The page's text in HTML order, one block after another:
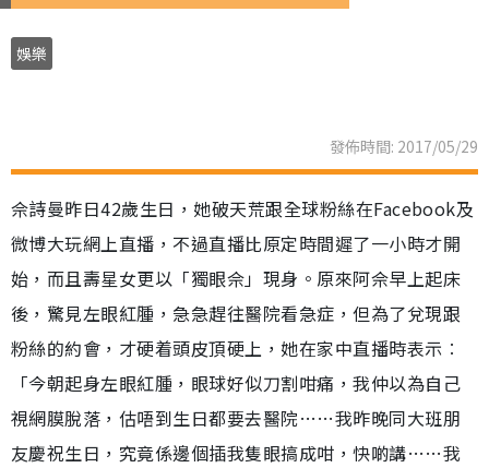
娛樂
發佈時間: 2017/05/29
佘詩曼昨日42歲生日，她破天荒跟全球粉絲在Facebook及
微博大玩網上直播，不過直播比原定時間遲了一小時才開
始，而且壽星女更以「獨眼佘」現身。原來阿佘早上起床
後，驚見左眼紅腫，急急趕往醫院看急症，但為了兌現跟
粉絲的約會，才硬着頭皮頂硬上，她在家中直播時表示︰
「今朝起身左眼紅腫，眼球好似刀割咁痛，我仲以為自己
視網膜脫落，估唔到生日都要去醫院……我昨晚同大班朋
友慶祝生日，究竟係邊個插我隻眼搞成咁，快啲講……我